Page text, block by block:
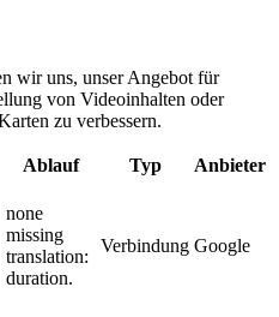
wir uns, unser Angebot für
von Videoinhalten oder
zu verbessern.
Ablauf Typ Anbieter
none
missing
translation:
duration.
Verbindung Google